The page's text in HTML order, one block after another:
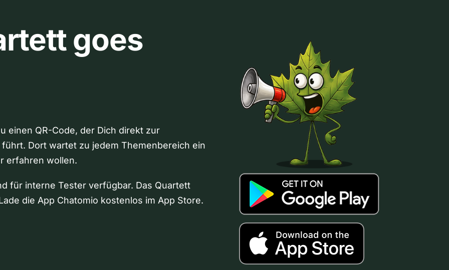
goes
einen QR-Code, der Dich direkt zur
Dort wartet zu jedem Themenbereich ein
erfahren wollen.
für interne Tester verfügbar. Das Quartett
die App Chatomio kostenlos im App Store.